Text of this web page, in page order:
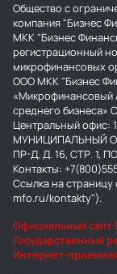
Общество с
компания "Бизнес
МКК "Бизнес
регистрационный
микрофинансовых
ООО МКК "Бизнес
«Микрофинансовый
среднего бизнеса»
Центральный офис:
МУНИЦИПАЛЬНЫЙ
ПР-Д, Д. 16, СТР. 1,
Контакты:
Ссылка на
mfo.ru/kontakty").
Официальный сайт
Государственный
Интернет-